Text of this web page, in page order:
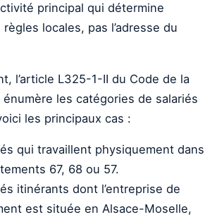
principal qui détermine
règles locales, pas l’adresse du
l’article L325-1-II du Code de la
les catégories de salariés
les principaux cas :
qui travaillent physiquement dans
67, 68 ou 57.
itinérants dont l’entreprise de
est située en Alsace-Moselle,